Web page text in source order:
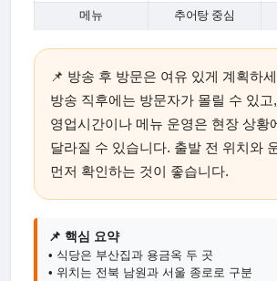
메뉴 추어탕 중심
📌 방송 후 방문은 여유 있게 계획하
방송 직후에는 방문자가 몰릴 수 있고,
영업시간이나 메뉴 운영은 현장 상황
달라질 수 있습니다. 출발 전 위치와
먼저 확인하는 것이 좋습니다.
📌 핵심 요약
• 식당은 부산집과 용금옥 두 곳
• 위치는 전북 남원과 서울 종로로 구분